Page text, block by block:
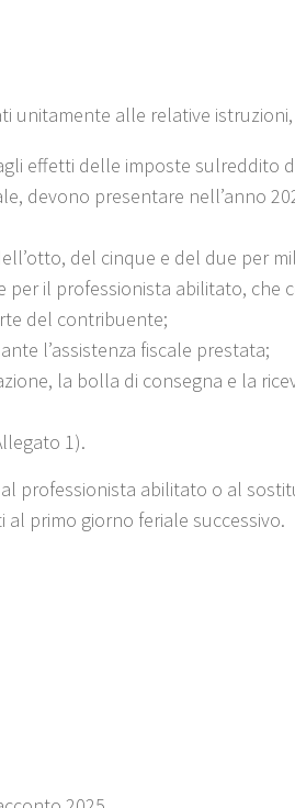
unitamente alle relative
effetti delle imposte sulreddito
devono presentare nell’anno
del cinque e del due per
per il professionista abilitato, che
del contribuente;
l’assistenza fiscale prestata;
la bolla di consegna e la
1).
professionista abilitato o al
primo giorno feriale successivo.